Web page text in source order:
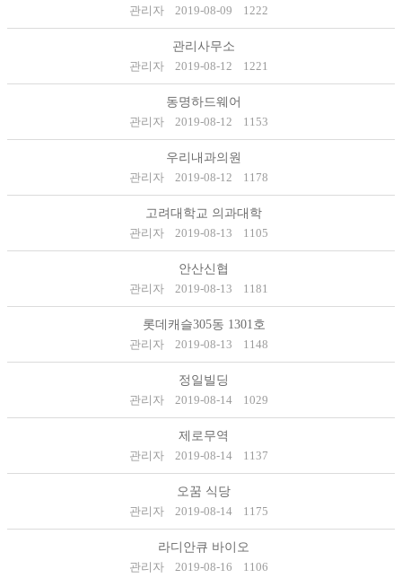
관리자 2019-08-09 1222
관리사무소
관리자
2019-08-12 1221
동명하드웨어
관리자
2019-08-12 1153
우리내과의원
관리자
2019-08-12 1178
고려대학교 의과대학
관리자
2019-08-13 1105
안산신협
관리자
2019-08-13 1181
롯데캐슬305동 1301호
관리자
2019-08-13 1148
정일빌딩
관리자
2019-08-14 1029
제로무역
관리자
2019-08-14 1137
오꿈 식당
관리자
2019-08-14 1175
라디안큐 바이오
관리자
2019-08-16 1106